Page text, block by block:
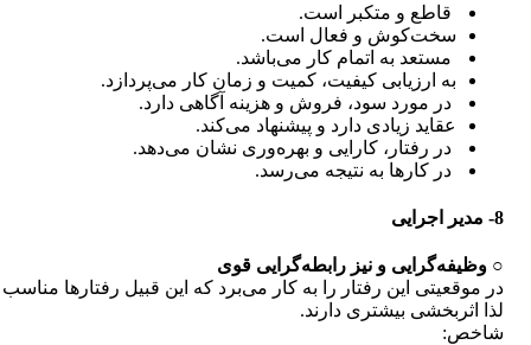
قاطع و متکبر است.
سخت‌‌کوش و فعال است.
مستعد به اتمام کار می‌باشد.
به ارزیابی کیفیت، کمیت و زمان کار می‌پردازد.
در مورد سود، فروش و هزینه آگاهی دارد.
عقاید زیادی دارد و پیشنهاد می‌کند.
در رفتار، کارایی و بهره‌وری نشان می‌دهد.
در کارها به نتیجه می‌رسد.
8- مدیر اجرایی
○ وظیفه‌گرایی و نیز رابطه‌گرایی قوی
در موقعیتی این رفتار را به کار می‌برد که این قبیل رفتارها مناسب
لذا اثربخشی بیشتری دارند.
شاخص: